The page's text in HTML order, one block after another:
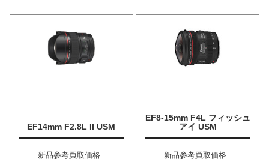
EF14mm F2.8L II USM
新品参考買取価格
EF8-15mm F4L フィッシュ
アイ USM
新品参考買取価格